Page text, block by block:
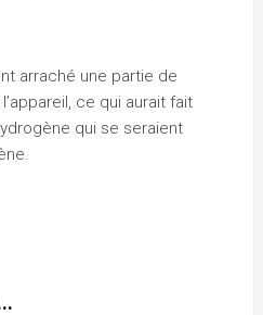
arraché une partie de
ce qui aurait fait
qui se seraient